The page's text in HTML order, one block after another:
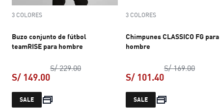
3 COLORES
Buzo conjunto de fútbol
teamRISE para hombre
S/ 229.00precio original S/ 229.00
S/ 149.00
precio actual S/ 149.00
SALE
3 COLORES
Chimpunes CLASSICO FG para
hombre
S/ 169.00precio
S/ 101.40
precio actual
SALE